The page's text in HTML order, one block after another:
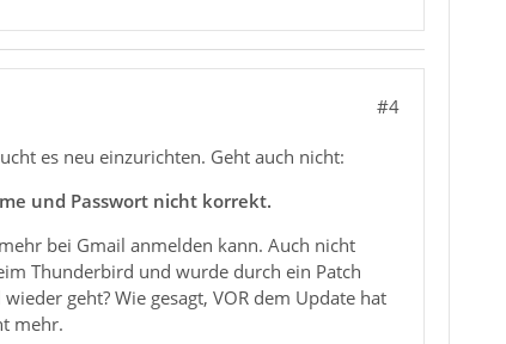
#4
es neu einzurichten. Geht auch nicht:
und Passwort nicht korrekt.
bei Gmail anmelden kann. Auch nicht
Thunderbird und wurde durch ein Patch
geht? Wie gesagt, VOR dem Update hat
mehr.